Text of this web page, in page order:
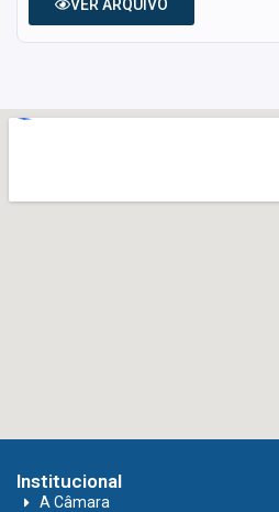
VER ARQUIVO
Institucional
A Câmara